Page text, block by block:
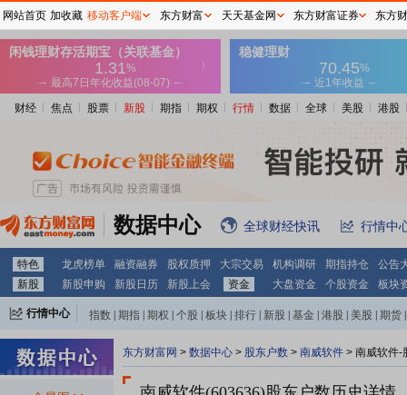
财经 焦点 股票 新股 期指 期权 行情 数据 全球 美股 港股
数据中心 全球财经快讯 行情中
特色 龙虎榜单 融资融券 股权质押 大宗交易 机构调研 期指持仓
公告
新股
新股申购 新股日历 新股上会 资金 大盘资金 个股资金 板块
行情中心 指数 期指 期权 个股 板块 排行 新股 基金 港股 美股 期货
东方财富网 > 数据中心 > 股东户数 > 南威软件 > 南威软件-
网站首页 加收藏 移动客户端 东方财富 天天基金网 东方财富证券 东方